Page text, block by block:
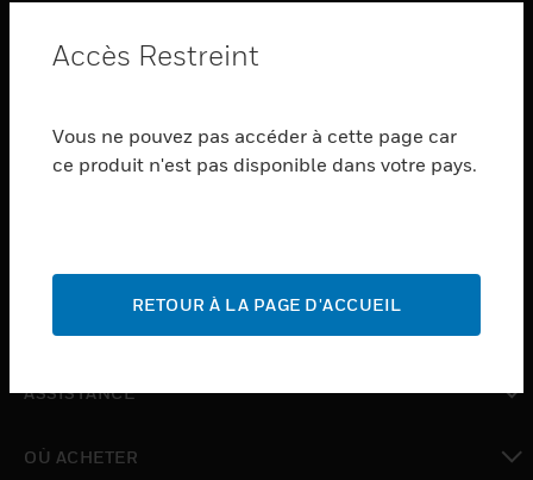
S'INSCRIRE
PRODUCTS
toggle view
INDUSTRIES
ASSISTANCE
OÙ ACHETER
Accès Restreint
Vous ne pouvez pas accéder à cette page car
ce produit n'est pas disponible dans votre pays.
RETOUR À LA PAGE D'ACCUEIL